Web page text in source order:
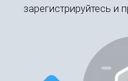
зарегистрируйтесь и